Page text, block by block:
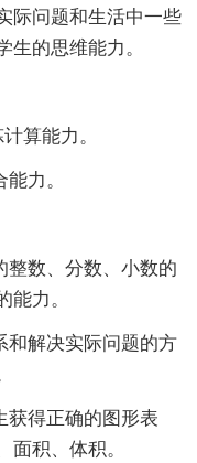
际问题和生活中一些
的思维能力。
算能力。
力。
整数、分数、小数的
力。
和解决实际问题的方
获得正确的图形表
积、体积。